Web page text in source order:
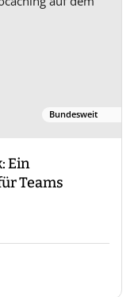
Bundesweit
Ein
Teams